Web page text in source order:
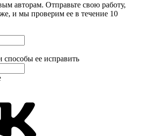
авторам. Отправьте свою работу,
и мы проверим ее в течение 10
ее исправить